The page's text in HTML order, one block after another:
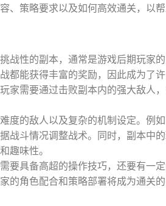
、策略要求以及如何高效通关，以
战性的副本，通常是游戏后期玩家
都能获得丰富的奖励，因此成为了
家需要通过击败副本内的强大敌人
度的敌人以及复杂的机制设定。例
战斗情况调整战术。同时，副本中
趣味性。
要具备高超的操作技巧，还要有一定
的角色配合和策略部署将成为通关的